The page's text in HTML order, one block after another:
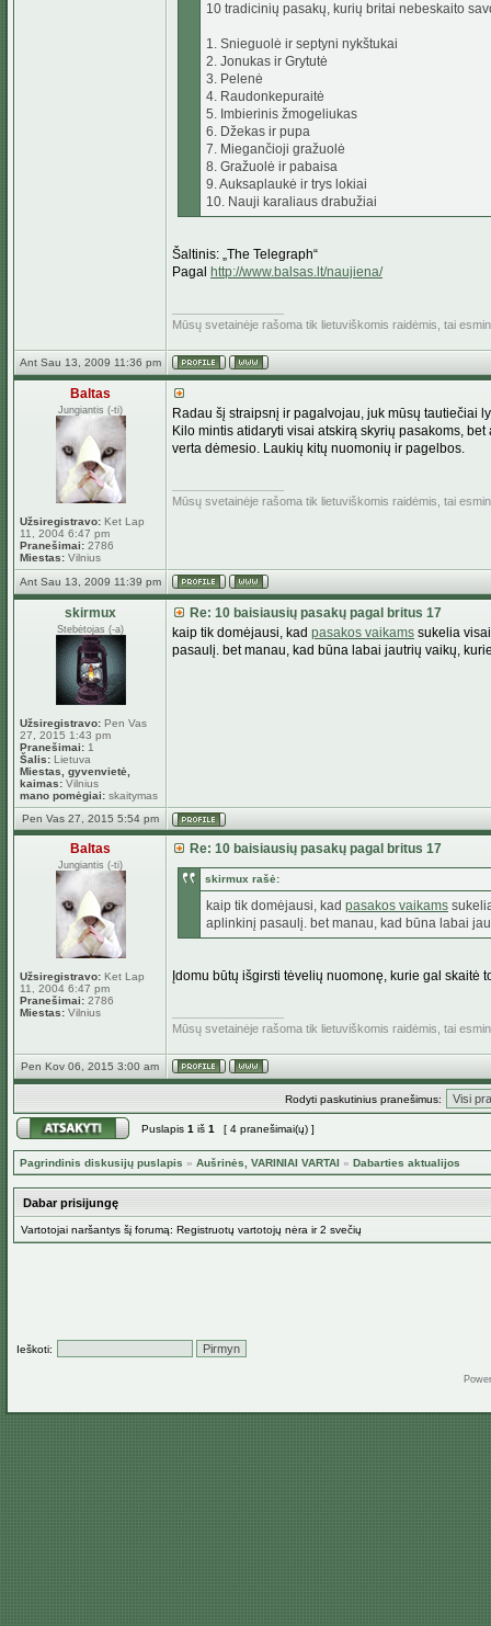
10 tradicinių pasakų, kurių britai nebeskaito
1. Snieguolė ir septyni nykštukai
2. Jonukas ir Grytutė
3. Pelenė
4. Raudonkepuraitė
5. Imbierinis žmogeliukas
6. Džekas ir pupa
7. Miegančioji gražuolė
8. Gražuolė ir pabaisa
9. Auksaplaukė ir trys lokiai
10. Nauji karaliaus drabužiai
Šaltinis: „The Telegraph“
Pagal http://www.balsas.lt/naujiena/
Mūsų svetainėje rašoma tik lietuviškomis raidėmis, tai
Ant Sau 13, 2009 11:36 pm
Baltas
Jungiantis (-ti)
Užsiregistravo: Ket Lap
11, 2004 6:47 pm
Pranešimai: 2786
Miestas: Vilnius
Radau šį straipsnį ir pagalvojau, juk mūsų tautiečiai
Kilo mintis atidaryti visai atskirą skyrių pasakoms,
verta dėmesio. Laukių kitų nuomonių ir pagelbos.
Mūsų svetainėje rašoma tik lietuviškomis raidėmis, tai
Ant Sau 13, 2009 11:39 pm
skirmux
Stebėtojas (-a)
Užsiregistravo: Pen Vas
27, 2015 1:43 pm
Pranešimai: 1
Šalis: Lietuva
Miestas, gyvenvietė,
kaimas: Vilnius
mano pomėgiai: skaitymas
Re: 10 baisiausių pasakų pagal britus 17
kaip tik domėjausi, kad pasakos vaikams sukelia
pasaulį. bet manau, kad būna labai jautrių vaikų,
Pen Vas 27, 2015 5:54 pm
Baltas
Jungiantis (-ti)
Užsiregistravo: Ket Lap
11, 2004 6:47 pm
Pranešimai: 2786
Miestas: Vilnius
Re: 10 baisiausių pasakų pagal britus 17
skirmux rašė:
kaip tik domėjausi, kad pasakos vaikams
aplinkinį pasaulį. bet manau, kad būna labai
Įdomu būtų išgirsti tėvelių nuomonę, kurie gal skaitė
Mūsų svetainėje rašoma tik lietuviškomis raidėmis, tai
Pen Kov 06, 2015 3:00 am
Rodyti paskutinius pranešimus:
Puslapis 1 iš 1 [ 4 pranešimai(ų) ]
Pagrindinis diskusijų puslapis » Aušrinės, VARINIAI VARTAI » Dabarties aktualijos
Dabar prisijungę
Vartotojai naršantys šį forumą: Registruotų vartotojų nėra ir 2 svečių
Ieškoti: